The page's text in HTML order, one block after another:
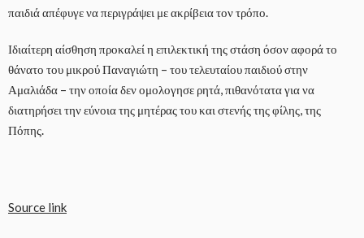
παιδιά απέφυγε να περιγράψει με ακρίβεια τον τρόπο.
Ιδιαίτερη αίσθηση προκαλεί η επιλεκτική της στάση όσον αφορά το
θάνατο του μικρού Παναγιώτη – του τελευταίου παιδιού στην
Αμαλιάδα – την οποία δεν ομολογησε ρητά, πιθανότατα για να
διατηρήσει την εύνοια της μητέρας του και στενής της φίλης, της
Πόπης.
Source link